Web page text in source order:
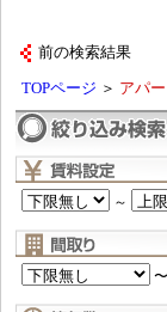
前の検索結果
TOPページ ＞ アパ
～
〜